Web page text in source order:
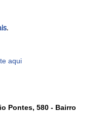
.
aqui
Pontes, 580 - Bairro